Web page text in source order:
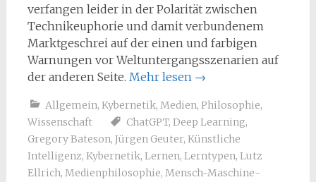
verfangen leider in der Polarität zwischen
Technikeuphorie und damit verbundenem
Marktgeschrei auf der einen und farbigen
Warnungen vor Weltuntergangsszenarien auf
der anderen Seite. Mehr lesen →
Allgemein, Kybernetik, Medien, Philosophie,
Wissenschaft
ChatGPT, Deep Learning,
Gregory Bateson, Jürgen Geuter, Künstliche
Intelligenz, Kybernetik, Lernen, Lerntypen, Lutz
Ellrich, Medienphilosophie, Mensch-Maschine-